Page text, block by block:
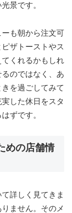
景です。
も朝から注文可
ザトーストやス
くれるかもしれ
のではなく、あ
を過ごしてみて
した休日をスタ
ずです。
めの店舗情
詳しく見てきま
ません。そのメ